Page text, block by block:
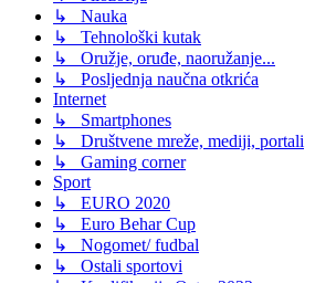
↳ Nauka
↳ Tehnološki kutak
↳ Oružje, oruđe, naoružanje...
↳ Posljednja naučna otkrića
Internet
↳ Smartphones
↳ Društvene mreže, mediji, portali
↳ Gaming corner
Sport
↳ EURO 2020
↳ Euro Behar Cup
↳ Nogomet/ fudbal
↳ Ostali sportovi